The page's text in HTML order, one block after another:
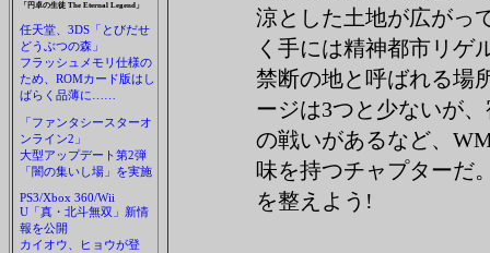
「円卓の生徒 The Eternal Legend」
任天堂、3DS「とびだせ
どうぶつの森」
フラッシュメモリ仕様の
ため、ROMカード版はし
ばらく品薄に……
「ファンタシースターオ
ンライン2」
大型アップデート第2弾
「闇の集いし場」を実施
PS3/Xbox 360/Wii
U「真・北斗無双」新情
報を公開
カイオウ、ヒョウが登
涼とした土地が広がっ
く手には精神都市リゲ
禁断の地と呼ばれる
ージは3つと少ないが
の戦いがあるなど、
味を持つチャプターだ
を整えよう!